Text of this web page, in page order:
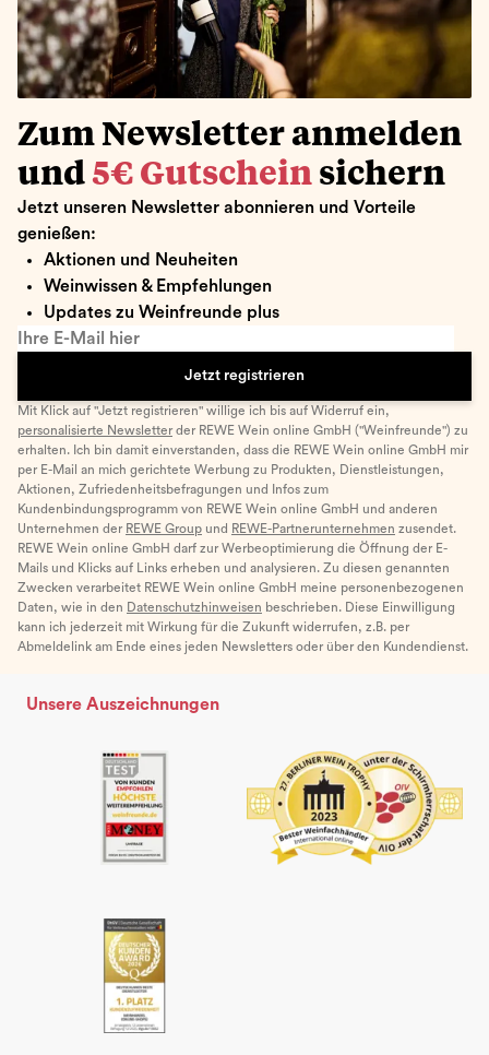
Zum Newsletter anmelden
und 5€ Gutschein sichern
Jetzt unseren Newsletter abonnieren und Vorteile
genießen:
Aktionen und Neuheiten
Weinwissen & Empfehlungen
Updates zu Weinfreunde plus
Ihre E-Mail hier
Jetzt registrieren
Mit Klick auf "Jetzt registrieren" willige ich bis auf Widerruf ein,
personalisierte Newsletter der REWE Wein online GmbH ("Weinfreunde") zu
erhalten. Ich bin damit einverstanden, dass die REWE Wein online GmbH mir
per E-Mail an mich gerichtete Werbung zu Produkten, Dienstleistungen,
Aktionen, Zufriedenheitsbefragungen und Infos zum
Kundenbindungsprogramm von REWE Wein online GmbH und anderen
Unternehmen der REWE Group und REWE-Partnerunternehmen zusendet.
REWE Wein online GmbH darf zur Werbeoptimierung die Öffnung der E-
Mails und Klicks auf Links erheben und analysieren. Zu diesen genannten
Zwecken verarbeitet REWE Wein online GmbH meine personenbezogenen
Daten, wie in den Datenschutzhinweisen beschrieben. Diese Einwilligung
kann ich jederzeit mit Wirkung für die Zukunft widerrufen, z.B. per
Abmeldelink am Ende eines jeden Newsletters oder über den Kundendienst.
Unsere Auszeichnungen